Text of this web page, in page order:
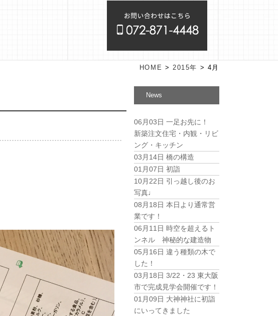
HOME > 2015年 > 4月
News
06月03日 一足お先に！
新築注文住宅・内観・リビ
ング・キッチン
03月14日 橋の構造
01月07日 初詣
10月22日 引っ越し後のお
写真♩
08月18日 本日より通常営
業です！
06月11日 時空を超えるト
ンネル 神秘的な建造物
05月16日 違う種類の木で
した！
03月18日 3/22・23 東大阪
市で完成見学会開催です！
01月09日 大神神社に初詣
にいってきました